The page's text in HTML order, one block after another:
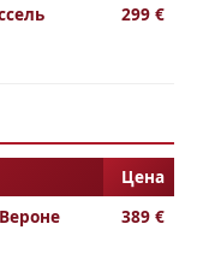
299 €
Цена
389 €